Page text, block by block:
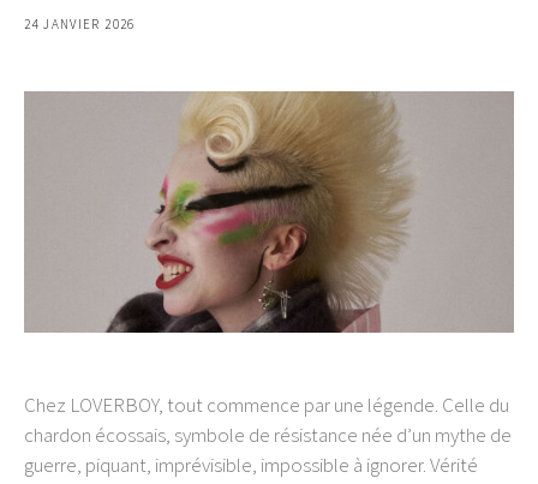
24 JANVIER 2026
Chez LOVERBOY, tout commence par une légende. Celle du
chardon écossais, symbole de résistance née d’un mythe de
guerre, piquant, imprévisible, impossible à ignorer. Vérité